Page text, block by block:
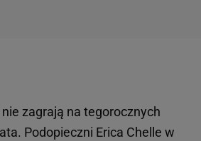
zagrają na tegorocznych
Podopieczni Erica Chelle w